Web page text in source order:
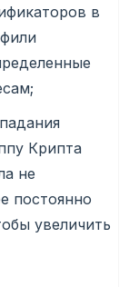
в
Крипта
не
постоянно
увеличить